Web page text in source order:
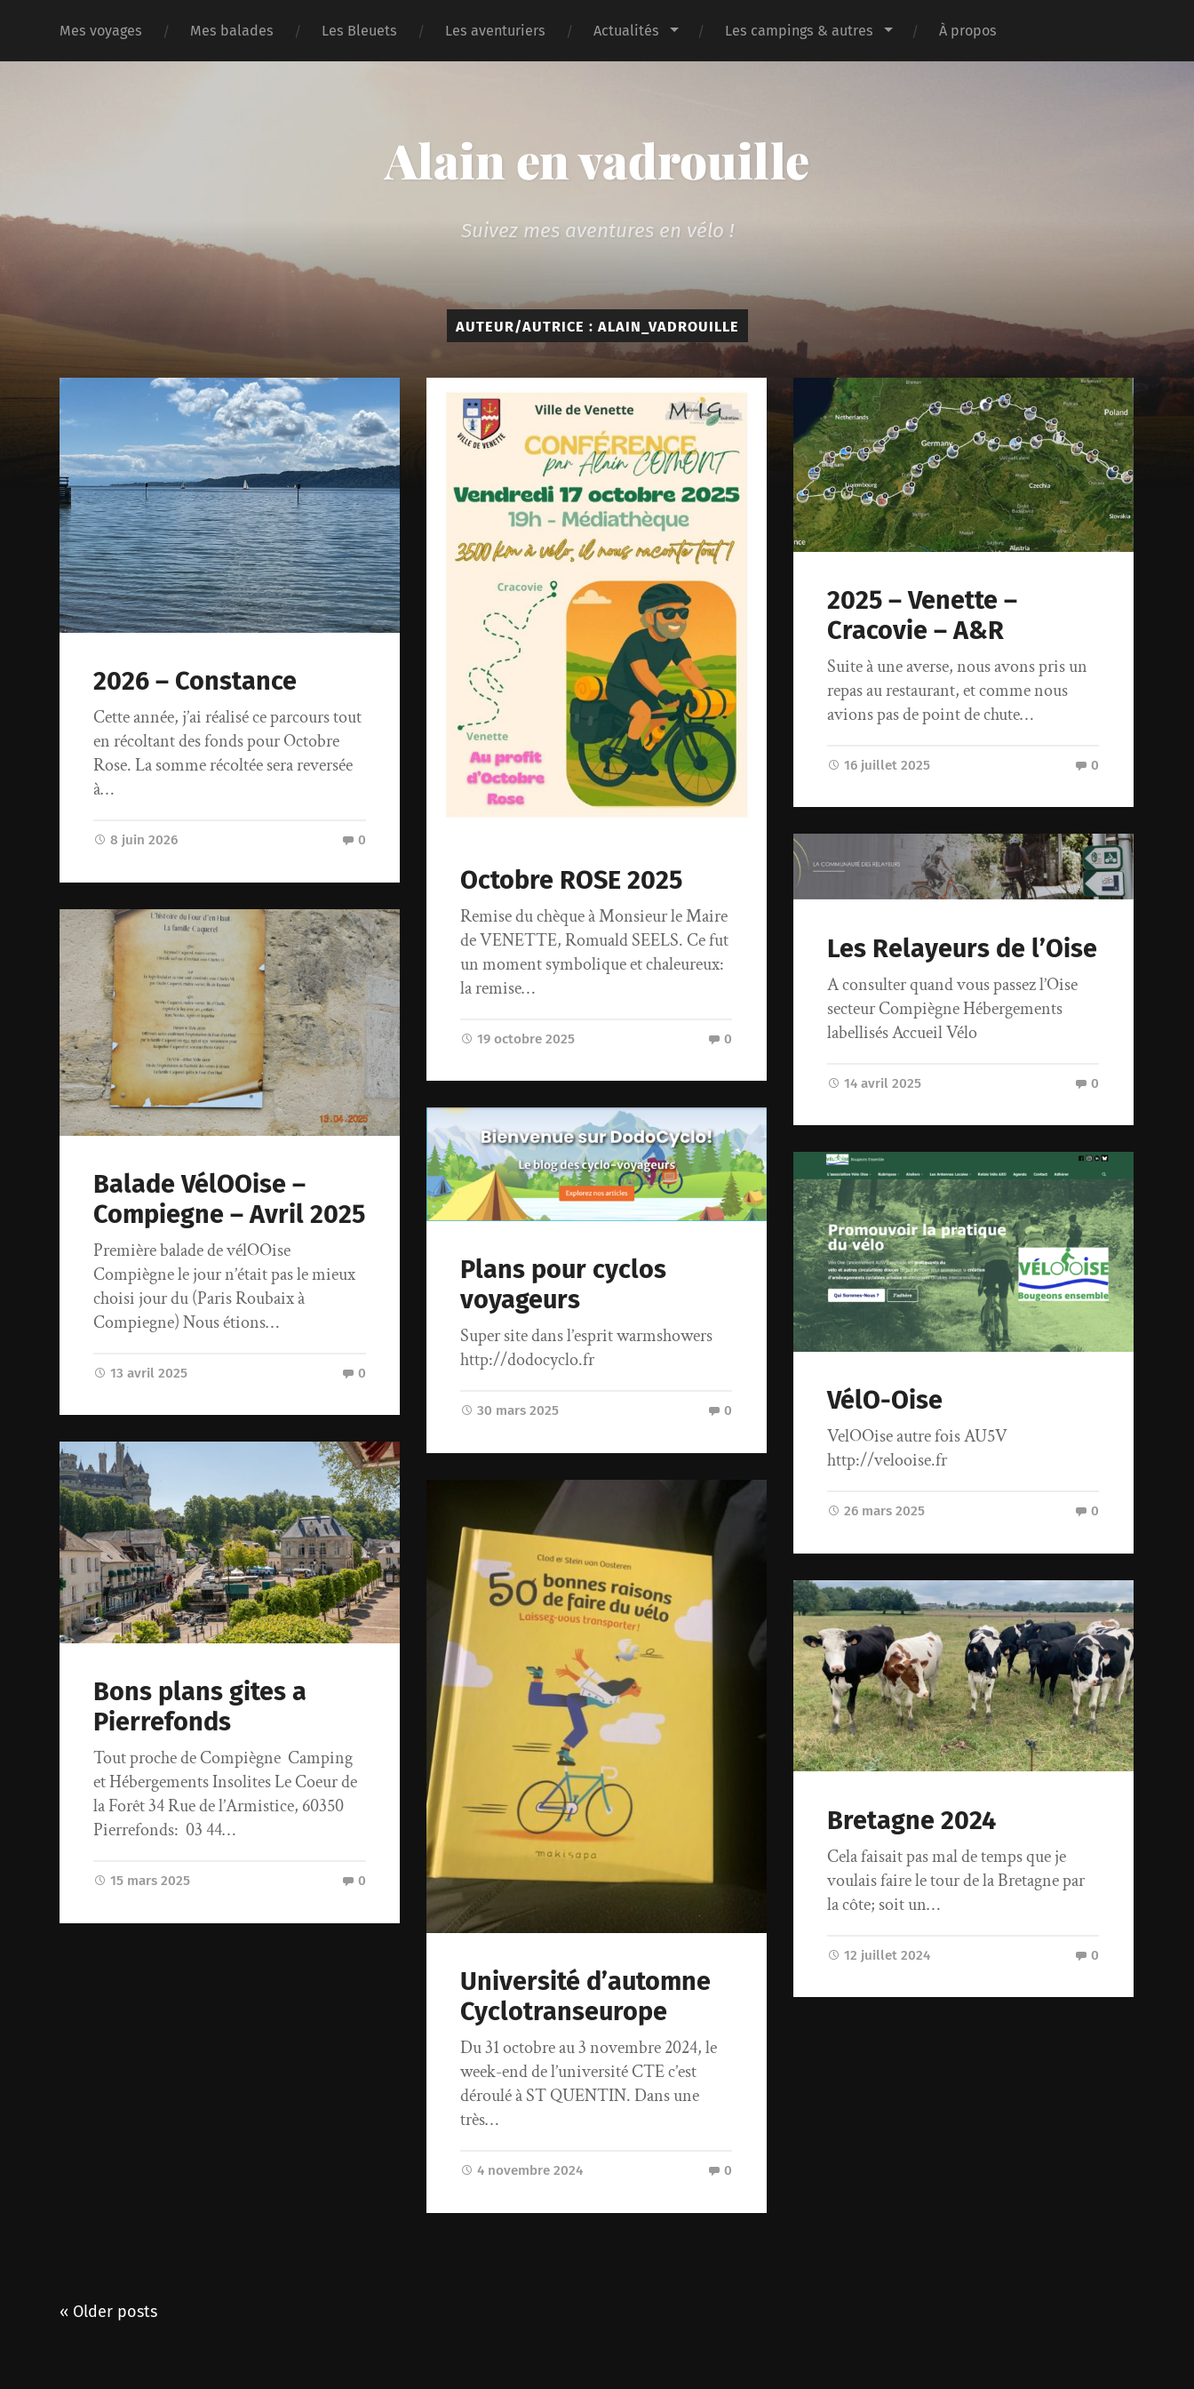
Mes voyages Mes balades Les Bleuets Les aventuriers Actualités Les campings & autres À propos
Alain en vadrouille
Suivez mes aventures en vélo !
AUTEUR/AUTRICE : ALAIN_VADROUILLE
2026 – Constance
Cette année, j’ai réalisé ce parcours tout
en récoltant des fonds pour Octobre
Rose. La somme récoltée sera reversée
à…
8 juin 2026 0
Octobre ROSE 2025
Remise du chèque à Monsieur le Maire
de VENETTE, Romuald SEELS. Ce fut
un moment symbolique et chaleureux:
la remise…
19 octobre 2025 0
2025 – Venette –
Cracovie – A&R
Suite à une averse, nous avons pris un
repas au restaurant, et comme nous
avions pas de point de chute…
16 juillet 2025 0
Les Relayeurs de l’Oise
A consulter quand vous passez l’Oise
secteur Compiègne Hébergements
labellisés Accueil Vélo
14 avril 2025 0
Balade VélOOise –
Compiegne – Avril 2025
Première balade de vélOOise
Compiègne le jour n’était pas le mieux
choisi jour du (Paris Roubaix à
Compiegne) Nous étions…
13 avril 2025 0
Plans pour cyclos
voyageurs
Super site dans l’esprit warmshowers
http://dodocyclo.fr
30 mars 2025 0 VélO-Oise
VelOOise autre fois AU5V
http://velooise.fr
26 mars 2025 0
Bons plans gites a
Pierrefonds
Tout proche de Compiègne Camping
et Hébergements Insolites Le Coeur de
la Forêt 34 Rue de l’Armistice, 60350
Pierrefonds: 03 44…
15 mars 2025 0
Université d’automne
Cyclotranseurope
Du 31 octobre au 3 novembre 2024, le
week-end de l’université CTE c’est
déroulé à ST QUENTIN. Dans une
très…
4 novembre 2024 0
Bretagne 2024
Cela faisait pas mal de temps que je
voulais faire le tour de la Bretagne par
la côte; soit un…
12 juillet 2024 0
« Older posts